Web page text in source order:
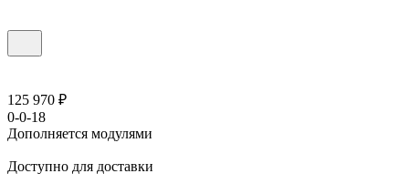
125 970 ₽
0-0-18
Дополняется модулями
Доступно для доставки